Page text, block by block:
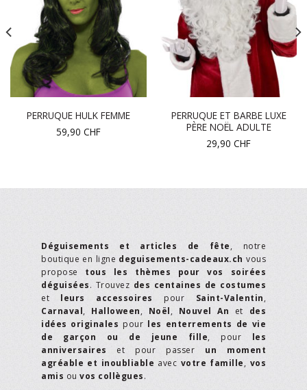
PERRUQUE HULK FEMME
59,90 CHF
PERRUQUE ET BARBE LUXE
PÈRE NOËL ADULTE
29,90 CHF
Déguisements et articles de fête, notre
boutique en ligne deguisements-cadeaux.ch vous
propose tous les thèmes pour vos soirées
déguisées. Trouvez des centaines de costumes
et leurs accessoires pour Saint-Valentin,
Carnaval, Halloween, Noël, Nouvel An et des
idées originales pour les enterrements de vie
de garçon ou de jeune fille, pour les
anniversaires et pour passer un moment
agréable et inoubliable avec votre famille, vos
amis ou vos collègues.